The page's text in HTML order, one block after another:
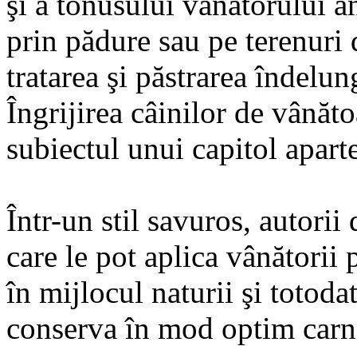
prin pădure sau pe
tratarea şi păstrarea
Îngrijirea câinilor de
subiectul unui capitol
Într-un stil savuros, autorii
care le pot aplica vânătorii
în mijlocul naturii şi
conserva în mod optim